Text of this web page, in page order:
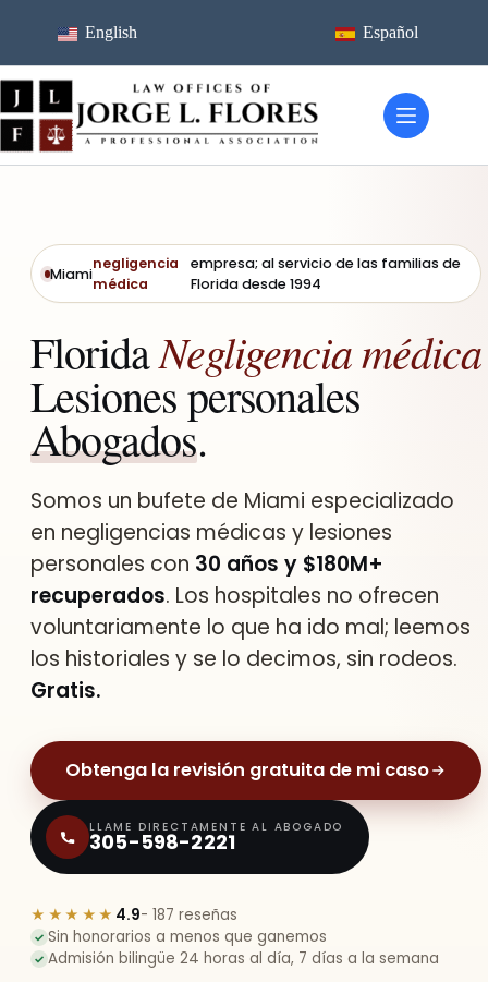
contenido
English Español
Miami
negligencia
médica
empresa; al servicio de las familias de
Florida desde 1994
FloridaNegligencia médica
Lesiones personales
Abogados.
Somos un bufete de Miami especializado
en negligencias médicas y lesiones
personales con 30 años y $180M+
recuperados. Los hospitales no ofrecen
voluntariamente lo que ha ido mal; leemos
los historiales y se lo decimos, sin rodeos.
Gratis.
Obtenga la revisión gratuita de mi caso
LLAME DIRECTAMENTE AL ABOGADO
305-598-2221
★★★★★ 4.9- 187 reseñas
✓ Sin honorarios a menos que ganemos
✓ Admisión bilingüe 24 horas al día, 7 días a la semana